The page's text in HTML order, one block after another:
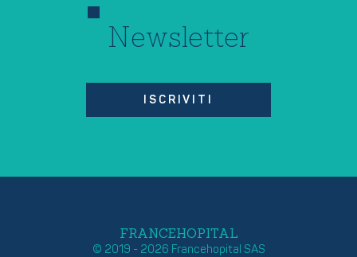
Newsletter
ISCRIVITI
FRANCEHOPITAL
© 2019 - 2026 Francehopital SAS